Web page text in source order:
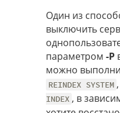
Один из
выключить
параметром -P
можно
REINDEX SYSTEM ,
INDEX , в